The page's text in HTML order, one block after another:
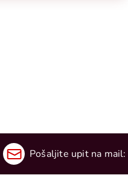
Pošaljite upit na mail: